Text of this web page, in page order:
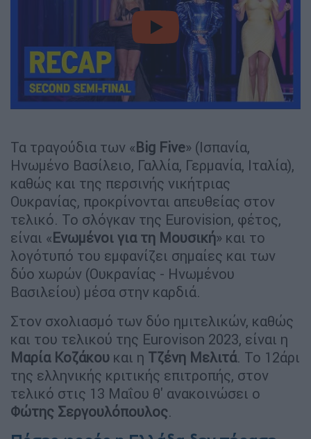
video
Τα τραγούδια των «Big Five» (Ισπανία,
Ηνωμένο Βασίλειο, Γαλλία, Γερμανία, Ιταλία),
καθώς και της περσινής νικήτριας
Ουκρανίας, προκρίνονται απευθείας στον
τελικό. Το σλόγκαν της Eurovision, φέτος,
είναι «Ενωμένοι για τη Μουσική» και το
λογότυπό του εμφανίζει σημαίες και των
δύο χωρών (Ουκρανίας - Ηνωμένου
Βασιλείου) μέσα στην καρδιά.
Στον σχολιασμό των δύο ημιτελικών, καθώς
και του τελικού της Eurovison 2023, είναι η
Μαρία Κοζάκου και η Τζένη Μελιτά. Το 12άρι
της ελληνικής κριτικής επιτροπής, στον
τελικό στις 13 Μαΐου θ' ανακοινώσει ο
Φώτης Σεργουλόπουλος.